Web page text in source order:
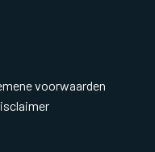
voorwaarden